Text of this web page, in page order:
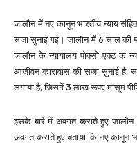
जालौन में नए कानून भारतीय न्याय
सजा सुनाई गई। जालौन में 6 साल की
जालौन के न्यायालय पोक्सो एक्ट क
आजीवन कारावास की सजा सुनाई है,
लगाया है, जिसमें 3 लाख रूपए मासूम
इसके बारे में अवगत कराते हुए
अवगत कराते हुए बताया कि नए कानून